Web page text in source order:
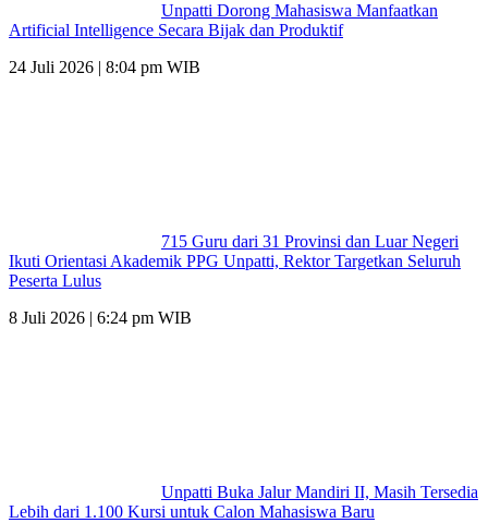
Unpatti Dorong Mahasiswa Manfaatkan
Artificial Intelligence Secara Bijak dan Produktif
24 Juli 2026 | 8:04 pm WIB
715 Guru dari 31 Provinsi dan Luar Negeri
Ikuti Orientasi Akademik PPG Unpatti, Rektor Targetkan Seluruh
Peserta Lulus
8 Juli 2026 | 6:24 pm WIB
Unpatti Buka Jalur Mandiri II, Masih Tersedia
Lebih dari 1.100 Kursi untuk Calon Mahasiswa Baru